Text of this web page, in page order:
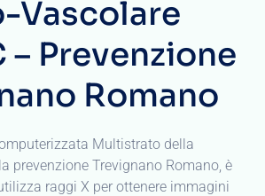
Vascolare
– Prevenzione
Romano
Multistrato della
prevenzione Trevignano Romano, è
raggi X per ottenere immagini